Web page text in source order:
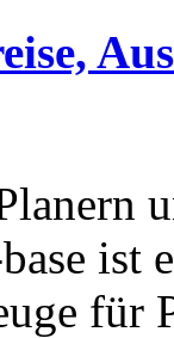
ist
für